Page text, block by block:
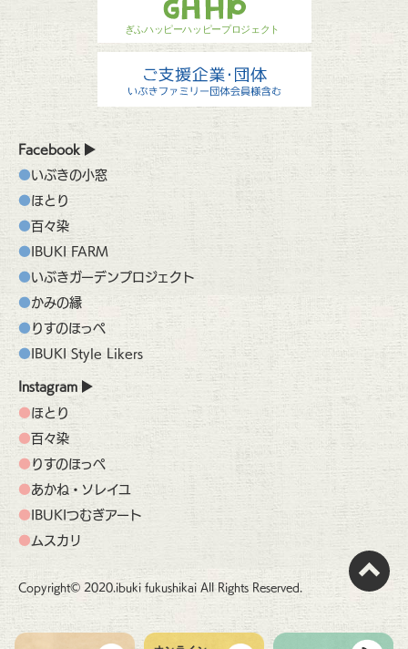
Facebook
いぶきの小窓
ほとり
百々染
IBUKI FARM
いぶきガーデンプロジェクト
かみの縁
りすのほっぺ
IBUKI Style Likers
Instagram
ほとり
百々染
りすのほっぺ
あかね・ソレイユ
IBUKIつむぎアート
ムスカリ
Copyright© 2020.ibuki fukushikai All Rights Reserved.